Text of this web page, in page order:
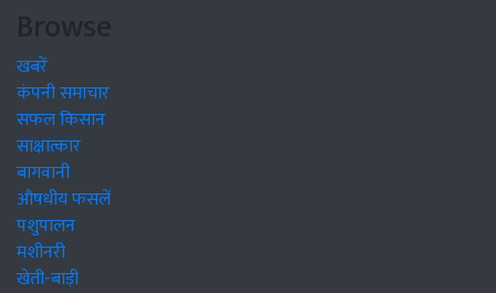
Browse
खबरें
कंपनी समाचार
सफल किसान
साक्षात्कार
बागवानी
औषधीय फसलें
पशुपालन
मशीनरी
खेती-बाड़ी